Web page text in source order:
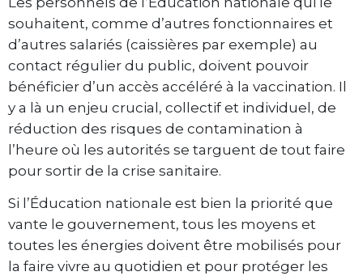
souhaitent, comme d’autres fonctionnaires et
d’autres salariés (caissières par exemple) au
contact régulier du public, doivent pouvoir
bénéficier d’un accès accéléré à la vaccination. Il
y a là un enjeu crucial, collectif et individuel, de
réduction des risques de contamination à
l’heure où les autorités se targuent de tout faire
pour sortir de la crise sanitaire.
Si l’Éducation nationale est bien la priorité que
vante le gouvernement, tous les moyens et
toutes les énergies doivent être mobilisés pour
la faire vivre au quotidien et pour protéger les